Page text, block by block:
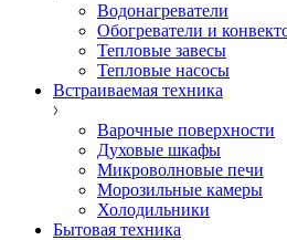
Водонагреватели
Обогреватели и
Тепловые завесы
Тепловые насосы
Встраиваемая техника
Варочные поверхности
Духовые шкафы
Микроволновые печи
Морозильные камеры
Холодильники
Бытовая техника